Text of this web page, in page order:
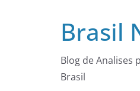
Brasil
Blog de Analises
Brasil